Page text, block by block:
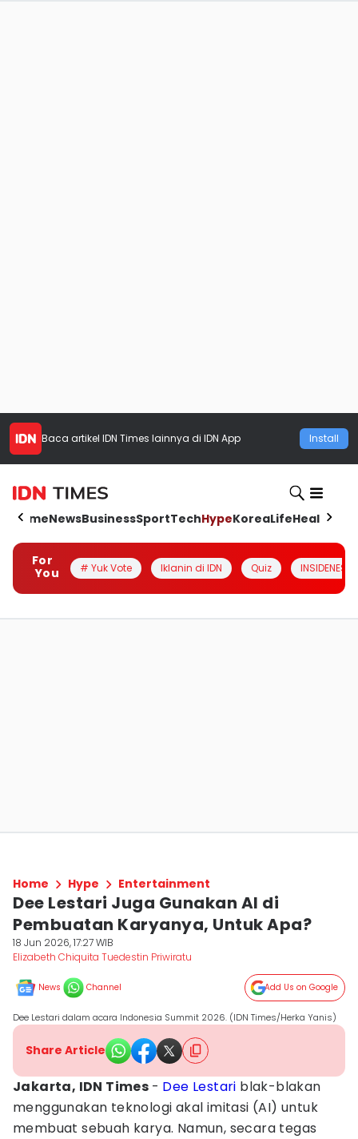
Baca artikel IDN Times lainnya di IDN App Install
HomeNewsBusinessSportTechHypeKoreaLifeHealth
For
You
# Yuk Vote Iklanin di IDN Quiz INSIDENESIA
Home Hype Entertainment
Dee Lestari Juga Gunakan AI di
Pembuatan Karyanya, Untuk Apa?
18 Jun 2026, 17:27 WIB
Elizabeth Chiquita Tuedestin Priwiratu
News Channel Add Us on Google
Dee Lestari dalam acara Indonesia Summit 2026. (IDN Times/Herka Yanis)
Share Article
Jakarta, IDN Times - Dee Lestari blak-blakan
menggunakan teknologi akal imitasi (AI) untuk
membuat sebuah karya. Namun, secara tegas